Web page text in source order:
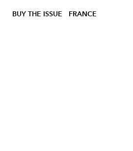
BUY THE ISSUE FRANCE